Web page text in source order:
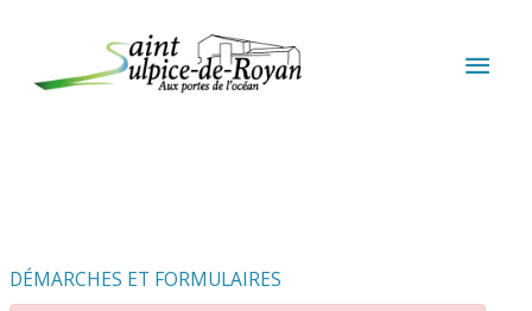
DÉMARCHES ET FORMULAIRES